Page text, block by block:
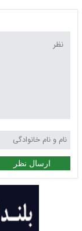
ارسال نظر